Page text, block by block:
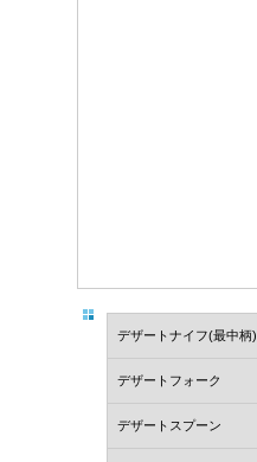
デザートナイフ(最中柄)
デザートフォーク
デザートスプーン